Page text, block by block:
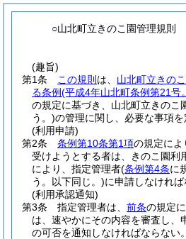
○山北町立きのこ園管理規則
(趣旨)
第1条
この規則 は、 山北町立きの
る条例(平成4年山北町条例第21号
の規定に基づき、山北町立きのこ
う。)の管理に関し、必要な事項を
(利用申請)
第2条
条例第10条第1項の規定によ
受けようとする者は、きのこ園利
により、指定管理者(条例第4条に
う。以下同じ。)に申請しなければ
(利用承認通知)
第3条
指定管理者は、 前条の規定
は、速やかにその内容を審査し、
の可否を通知しなければならない。